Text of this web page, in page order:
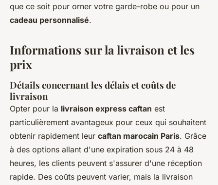
que ce soit pour orner votre garde-robe ou pour un
cadeau personnalisé.
Informations sur la livraison et les
prix
Détails concernant les délais et coûts de
livraison
Opter pour la livraison express caftan est
particulièrement avantageux pour ceux qui souhaitent
obtenir rapidement leur caftan marocain Paris. Grâce
à des options allant d'une expiration sous 24 à 48
heures, les clients peuvent s'assurer d'une réception
rapide. Des coûts peuvent varier, mais la livraison